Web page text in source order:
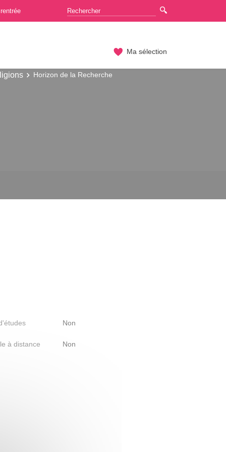
Ma sélection
Horizon de la Recherche
Non
à distance Non